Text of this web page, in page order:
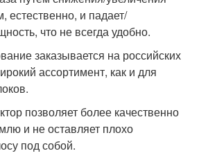
естественно, и падает/
что не всегда удобно.
заказывается на российских
ассортимент, как и для
позволяет более качественно
и не оставляет плохо
под собой.